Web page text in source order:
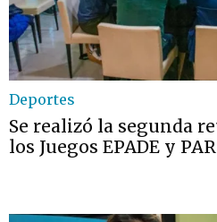
Deportes
Se realizó la segunda
los Juegos EPADE y